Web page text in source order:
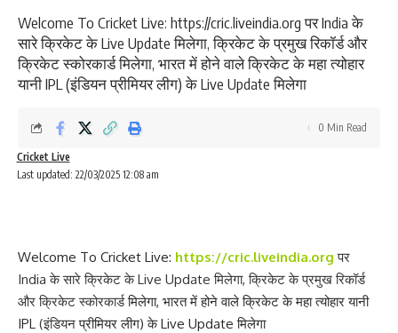
Welcome To Cricket Live: https://cric.liveindia.org पर India के
सारे क्रिकेट के Live Update मिलेगा, क्रिकेट के प्रमुख रिकॉर्ड और
क्रिकेट स्कोरकार्ड मिलेगा, भारत में होने वाले क्रिकेट के महा त्योहार
यानी IPL (इंडियन प्रीमियर लीग) के Live Update मिलेगा
Last updated: 22/03/2025 12:08 am
Cricket Live
0 Min Read
Welcome To Cricket Live: https://cric.liveindia.org पर
India के सारे क्रिकेट के Live Update मिलेगा, क्रिकेट के प्रमुख रिकॉर्ड
और क्रिकेट स्कोरकार्डमिलेगा, भारत में होने वाले क्रिकेट के महा त्योहार यानी
IPL (इंडियनप्रीमियर लीग) के Live Update मिलेगा